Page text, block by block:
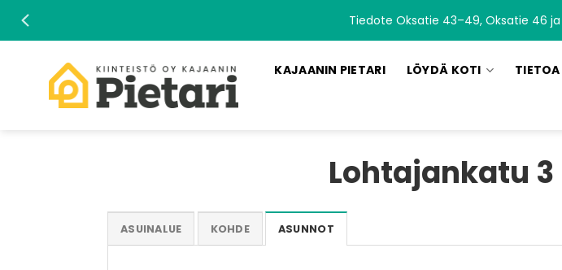
Tiedote Oksatie 43–49, Oksatie 46
KAJAANIN PIETARI LÖYDÄ KOTI
Lohtajankatu 3
ASUINALUE KOHDE ASUNNOT